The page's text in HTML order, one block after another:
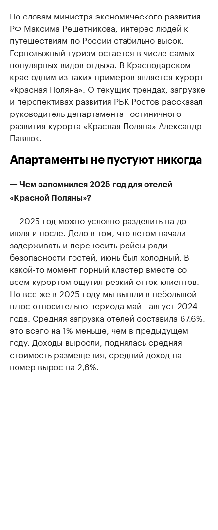
По словам министра экономического развития
РФ Максима Решетникова, интерес людей к
путешествиям по России стабильно высок.
Горнолыжный туризм остается в числе самых
популярных видов отдыха. В Краснодарском
крае одним из таких примеров является курорт
«Красная Поляна». О текущих трендах, загрузке
и перспективах развития РБК Ростов рассказал
руководитель департамента гостиничного
развития курорта «Красная Поляна» Александр
Павлюк.
Апартаменты не пустуют никогда
— Чем запомнился 2025 год для отелей
«Красной Поляны»?
— 2025 год можно условно разделить на до
июля и после. Дело в том, что летом начали
задерживать и переносить рейсы ради
безопасности гостей, июнь был холодный. В
какой-то момент горный кластер вместе со
всем курортом ощутил резкий отток клиентов.
Но все же в 2025 году мы вышли в небольшой
плюс относительно периода май—август 2024
года. Средняя загрузка отелей составила 67,6%,
это всего на 1% меньше, чем в предыдущем
году. Доходы выросли, поднялась средняя
стоимость размещения, средний доход на
номер вырос на 2,6%.